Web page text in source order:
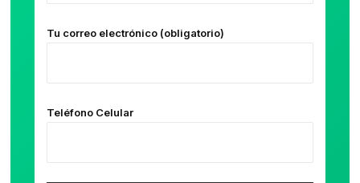
Tu correo electrónico (obligatorio)
Teléfono Celular